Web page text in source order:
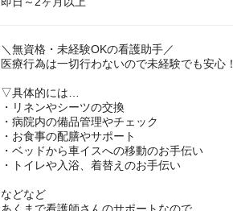
＼無資格・未経験OKの看護助手／
医療行為は一切行わないので未経験でも安心！
▽具体的には…
・リネンやシーツの交換
・病院内の備品管理やチェック
・お食事の配膳やサポート
・ベッドから車イスへの移動のお手伝い
・トイレや入浴、着替えのお手伝い
などなど
あくまで看護師さんのサポートなので、